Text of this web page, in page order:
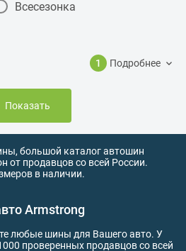
Всесезонка
1 Подробнее
Показать
большой каталог автошин
от продавцов со всей России.
в наличии.
Armstrong
любые шины для Вашего авто. У
проверенных продавцов со всей